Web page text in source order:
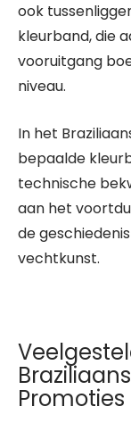
ook
kleurband, die
vooruitgang
niveau.
In het
bepaalde
technische
aan het
de
vechtkunst.
Promoties